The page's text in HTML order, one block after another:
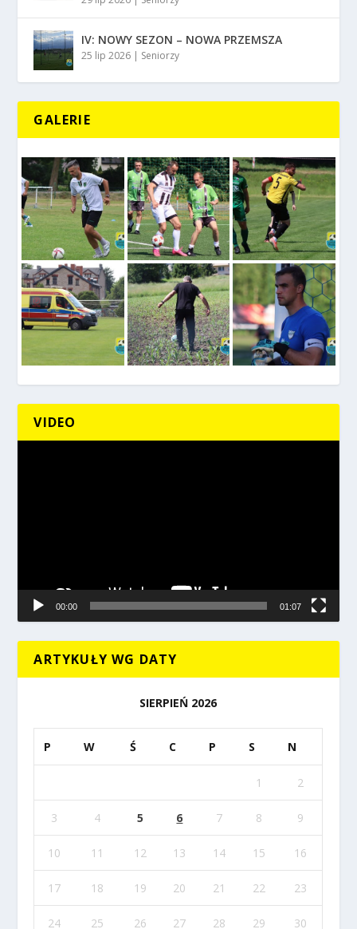
IV: NOWY SEZON – NOWA PRZEMSZA
25 lip 2026 | Seniorzy
GALERIE
VIDEO
00:00 01:07
ARTYKUŁY WG DATY
SIERPIEŃ 2026
P W Ś C P S N
1 2
3 4 5 6 7 8 9
10 11 12 13 14 15 16
17 18 19 20 21 22 23
24 25 26 27 28 29 30